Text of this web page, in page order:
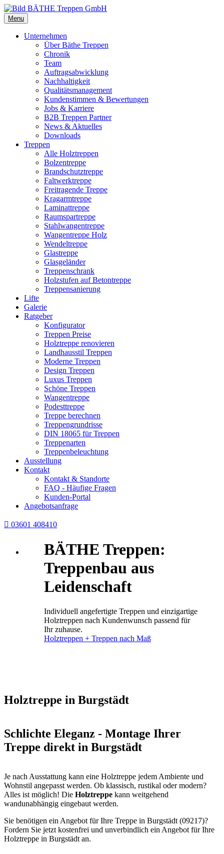
Menu
Unternehmen
Über Bäthe Treppen
Chronik
Team
Auftragsabwicklung
Nachhaltigkeit
Qualitätsmanagement
Kundenstimmen & Bewertungen
Jobs & Karriere
B2B Treppen Partner
News & Aktuelles
Downloads
Treppen
Alle Holztreppen
Bolzentreppe
Brandschutztreppe
Faltwerktreppe
Freitragende Treppe
Kragarmtreppe
Laminattreppe
Raumspartreppe
Stahlwangentreppe
Wangentreppe Holz
Wendeltreppe
Glastreppe
Glasgeländer
Treppenschrank
Holzstufen auf Betontreppe
Treppensanierung
Lifte
Galerie
Ratgeber
Konfigurator
Treppen Preise
Holztreppe renovieren
Landhausstil Treppen
Moderne Treppen
Design Treppen
Luxus Treppen
Schöne Treppen
Wangentreppe
Podesttreppe
Treppe berechnen
Treppengrundrisse
DIN 18065 für Treppen
Treppenarten
Treppenbeleuchtung
Ausstellung
Kontakt
Kontakt & Standorte
FAQ - Häufige Fragen
Kunden-Portal
Angebotsanfrage
 03601 408410
BÄTHE Treppen:
Treppenbau aus
Leidenschaft
Individuell angefertigte Treppen und einzigartige
Holztreppen nach Kundenwunsch passend für
Ihr zuhause.
Holztreppen + Treppen nach Maß
Holztreppe in Burgstädt
Schlichte Eleganz - Montage Ihrer
Treppe direkt in Burgstädt
Je nach Ausstattung kann eine Holztreppe jedem Ambiente und
Wohnstil angepasst werden. Ob klassisch, rustikal oder modern?
Alles ist möglich! Die Holztreppe kann weitgehend
wandunabhängig eingebaut werden.
Sie benötigen ein Angebot für Ihre Treppe in Burgstädt (09217)?
Fordern Sie jetzt kostenfrei und unverbindlich ein Angebot für Ihre
Holztreppe in Burgstädt an.